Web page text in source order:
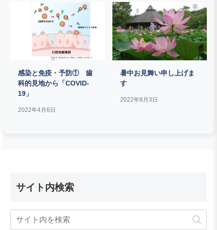
感染と免疫・予防① 歯
科的見地から「COVID-
19」
2022年4月6日
暑中お見舞い申し上げま
す
2022年8月3日
サイト内検索